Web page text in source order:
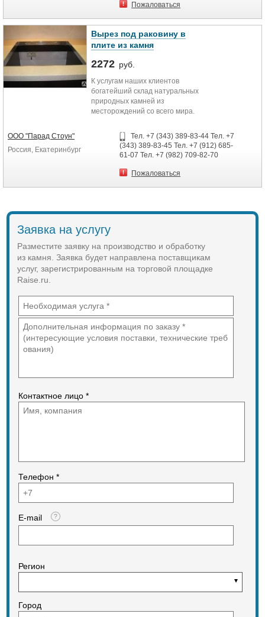
Пожаловаться
Вырез под раковину в
плите из камня
2272 руб.
К услугам наших клиентов
богатейший склад натуральных
природных камней из
месторождений со всего мира.
гранитных и мраморных блоков
позволяет оперативно приступать
к изготовлению изделий
ООО "Парад Стоун"
Россия, Екатеринбург
Тел. +7 (343) 389-83-44 Тел. +7
(343) 389-83-45 Тел. +7 (912) 685-
61-07 Тел. +7 (982) 709-82-70
Пожаловаться
Заявка на услугу
Разместите заявку на производство и обработку
из камня. Заявка будет направлена поставщикам
услуг, зарегистрированным на торговой площадке
Raise.ru.
Контактное лицо *
Телефон *
E-mail
Регион
Город